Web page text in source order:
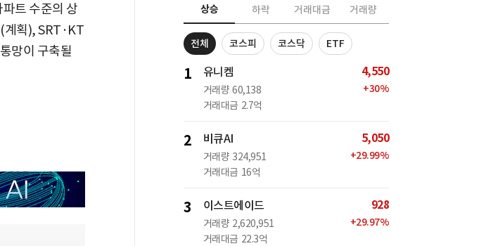
트 수준의 상
계획), SRT·KT
망이 구축될
상승 하락 거래대금 거래량
전체 코스피 코스닥 ETF
1 유니켐
거래량 60,138
거래대금 2.7억
4,550
+30%
2 비큐AI
거래량 324,951
거래대금 16억
5,050
+29.99%
3 이스트에이드
거래량 2,620,951
거래대금 22.3억
928
+29.97%